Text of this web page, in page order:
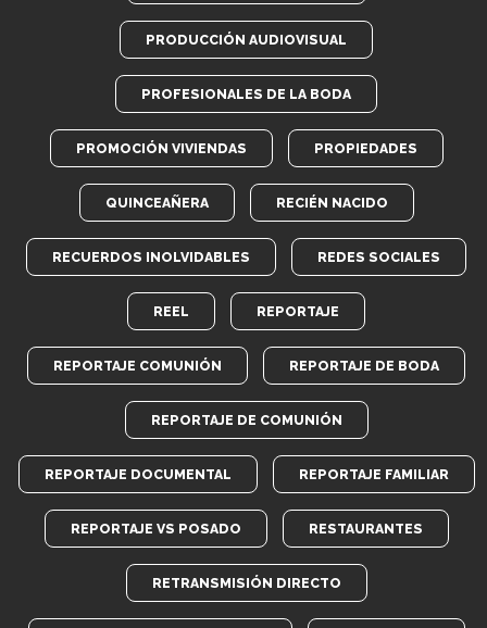
PRODUCCIÓN AUDIOVISUAL
PROFESIONALES DE LA BODA
PROMOCIÓN VIVIENDAS PROPIEDADES
QUINCEAÑERA RECIÉN NACIDO
RECUERDOS INOLVIDABLES REDES SOCIALES
REEL REPORTAJE
REPORTAJE COMUNIÓN REPORTAJE DE BODA
REPORTAJE DE COMUNIÓN
REPORTAJE DOCUMENTAL REPORTAJE FAMILIAR
REPORTAJE VS POSADO RESTAURANTES
RETRANSMISIÓN DIRECTO